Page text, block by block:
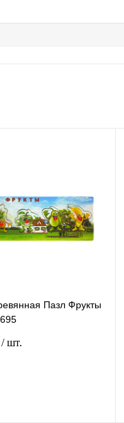
Пазл Фрукты
/ шт.